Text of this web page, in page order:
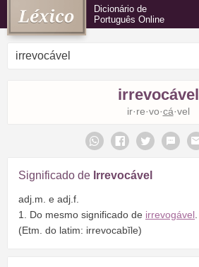
Dicionário de
Português Online
irrevocável
ir·re·vo·cá·vel
Significado de Irrevocável
adj.m. e adj.f.
1. Do mesmo significado de irrevogável
(Etm. do latim: irrevocabĭle)